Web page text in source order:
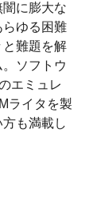
に膨大な
ゆる困難
難題を解
ソフトウ
エミュレ
ライタを製
も満載し